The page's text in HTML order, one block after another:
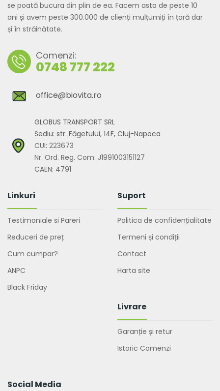
se poată bucura din plin de ea. Facem asta de peste 10
ani și avem peste 300.000 de clienți mulțumiți în țară dar
și în străinătate.
Comenzi:
0748 777 222
office@biovita.ro
GLOBUS TRANSPORT SRL
Sediu: str. Făgetului, 14F, Cluj-Napoca
CUI: 223673
Nr. Ord. Reg. Com: J1991003151127
CAEN: 4791
Linkuri
Testimoniale si Pareri
Reduceri de preț
Cum cumpar?
ANPC
Black Friday
Suport
Politica de confidențialitate
Termeni și condiții
Contact
Harta site
Livrare
Garanție și retur
Istoric Comenzi
Social Media